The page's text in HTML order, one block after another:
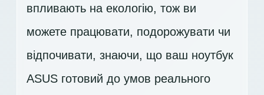
впливають на екологію, тож ви
можете працювати, подорожувати чи
відпочивати, знаючи, що ваш ноутбук
ASUS готовий до умов реального